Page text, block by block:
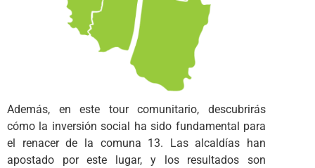
Además, en este tour comunitario, descubrirás
cómo la inversión social ha sido fundamental para
el renacer de la comuna 13. Las alcaldías han
apostado por este lugar, y los resultados son